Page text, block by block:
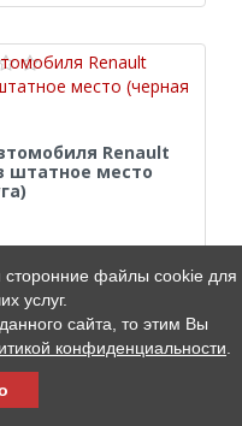
Renault
штатное место
файлы cookie для
услуг.
сайта, то этим Вы
конфиденциальности